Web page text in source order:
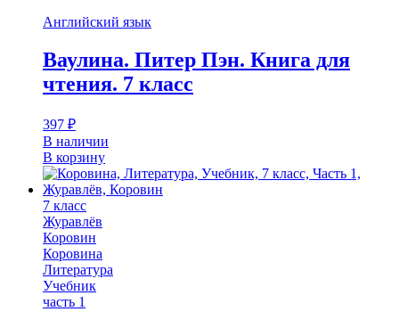
Английский язык
Ваулина. Питер Пэн. Книга для
чтения. 7 класс
397 ₽
В наличии
В корзину
7 класс
Журавлёв
Коровин
Коровина
Литература
Учебник
часть 1